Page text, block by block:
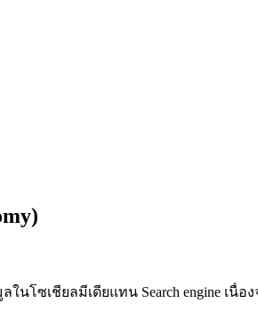
ซเชียลมีเดียแทน Search engine เนื่